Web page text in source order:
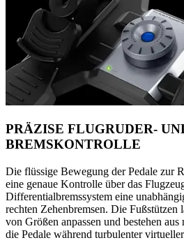
PRÄZISE FLUGRUDER-
BREMSKONTROLLE
Die flüssige Bewegung der Pedale zur
eine genaue Kontrolle über das
Differentialbremssystem eine
rechten Zehenbremsen. Die Fußstützen
von Größen anpassen und bestehen
die Pedale während turbulenter